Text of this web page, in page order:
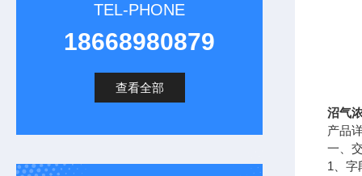
TEL-PHONE
18668980879
查看全部
沼气
产品
一、
1、字